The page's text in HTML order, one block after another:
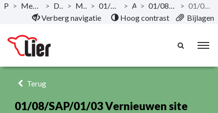
Naar hoofdinhoud
Publicaties> Meerjarenplan 2020-2025 - December 2019 > Documentatie AMJP > Meerjarenplan Overzicht > 01/08 Sport en verhuur vrijetijdsinfrastructuur > Actieplan
> 01/08/SAP/01 Opwaarderen sport en vrije tijdsinfrastructuur >
01/08/SAP/01/03 Vernieuwen site minigolf - sportvelden
Verberg navigatie
Hoog contrast Bijlagen
Terug
01/08/SAP/01/03 Vernieuwen site